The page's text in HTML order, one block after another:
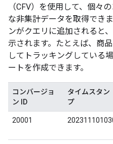
（CFV）を使用して、個々
な非集計データを取得でき
ンがクエリに追加されると
示されます。たとえば、商
してトラッキングしている
ートを作成できます。
コンバージョ
ン ID
タイムスタン
プ
20001